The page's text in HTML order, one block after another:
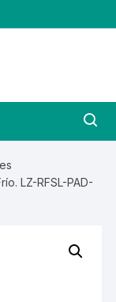
LZ-RFSL-PAD-